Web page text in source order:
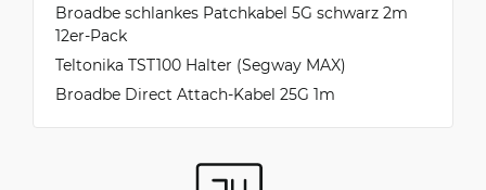
Broadbe schlankes Patchkabel 5G schwarz 2m
12er-Pack
Teltonika TST100 Halter (Segway MAX)
Broadbe Direct Attach-Kabel 25G 1m